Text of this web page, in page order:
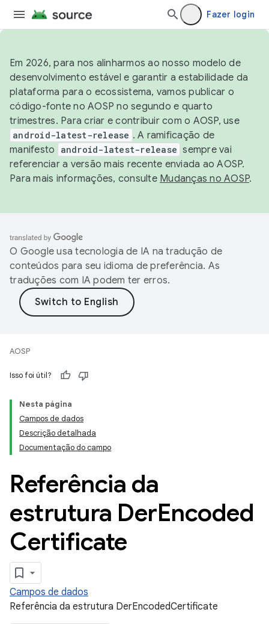
Fazer login
Em 2026, para nos alinharmos ao nosso modelo de
desenvolvimento estável e garantir a estabilidade da
plataforma para o ecossistema, vamos publicar o
código-fonte no AOSP no segundo e quarto
trimestres. Para criar e contribuir com o AOSP, use
android-latest-release . A ramificação de
manifesto
android-latest-release sempre vai
referenciar a versão mais recente enviada ao AOSP.
Para mais informações, consulte Mudanças no AOSP.
O Google usa tecnologia de IA na tradução de
conteúdos para seu idioma de preferência. As
traduções com IA podem ter erros.
AOSP
Isso foi útil?
Nesta página
Campos de dados
Descrição detalhada
Documentação do campo
Referência da
estrutura DerEncoded
Certificate
Campos de dados
Referência da estrutura DerEncodedCertificate